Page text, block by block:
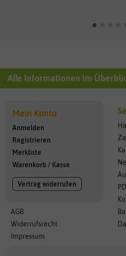
Alle Informationen im
Mein Konto
Anmelden
Registrieren
Merkliste
Warenkorb / Kasse
Vertrag widerrufen
AGB
Widerrufsrecht
Impressum